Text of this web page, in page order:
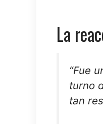
La
“Fue
turno
tan